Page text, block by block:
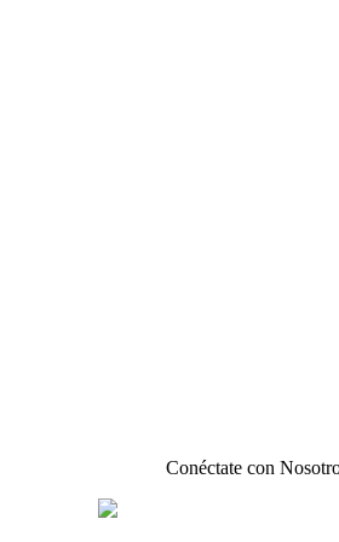
Conéctate con